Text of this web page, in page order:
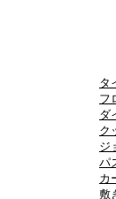
タ
フ
ダ
ク
ジ
パ
カ
敷